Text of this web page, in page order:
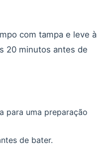
com tampa e leve à
20 minutos antes de
para uma preparação
de bater.